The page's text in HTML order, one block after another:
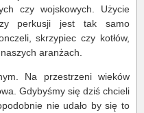
czy wojskowych. Użycie
perkusji jest tak samo
skrzypiec czy kotłów,
aranżach.
Na przestrzeni wieków
Gdybyśmy się dziś chcieli
nie udało by się to